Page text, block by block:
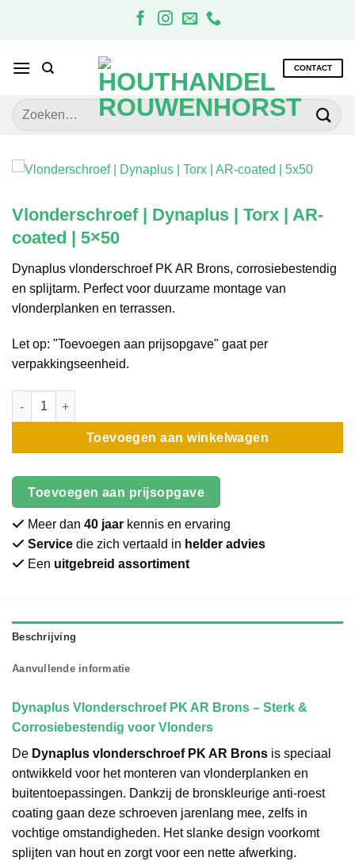
CONTACT
Zoeken
naar:
Vlonderschroef | Dynaplus | Torx | AR-
coated | 5×50
Dynaplus vlonderschroef PK AR Brons, corrosiebestendig
en splijtarm. Perfect voor duurzame montage van
vlonderplanken en terrassen.
Let op: "Toevoegen aan prijsopgave" gaat per
verpakkingseenheid.
Vlonderschroef | Dynaplus | Torx | AR-coated | 5x50 aantal
Toevoegen aan winkelwagen
Toevoegen aan prijsopgave
Meer dan 40 jaar kennis en ervaring
Service die zich vertaald in helder advies
Een uitgebreid assortiment
Beschrijving
Aanvullende informatie
Dynaplus Vlonderschroef PK AR Brons – Sterk &
Corrosiebestendig voor Vlonders
De Dynaplus vlonderschroef PK AR Brons is speciaal
ontwikkeld voor het monteren van vlonderplanken en
buitentoepassingen. Dankzij de bronskleurige anti-roest
coating gaan deze schroeven jarenlang mee, zelfs in
vochtige omstandigheden. Het slanke design voorkomt
splijten van hout en zorgt voor een nette afwerking.